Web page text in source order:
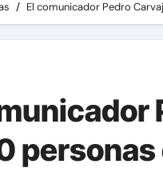
El comunicador Pedro